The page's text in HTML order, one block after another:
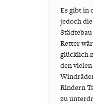
Es gibt in
jedoch
Retter
glücklich
den
Rindern
zu